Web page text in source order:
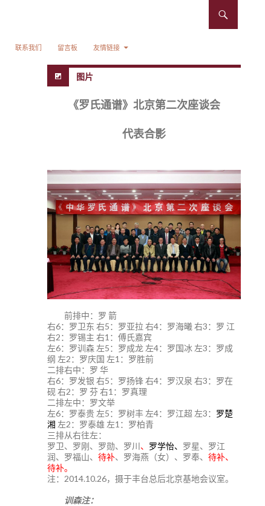
联系我们 留言板 友情链接
图片
《罗氏通谱》北京第二次座谈会
代表合影
前排中：罗 箭
右6：罗卫东 右5：罗亚拉 右4：罗海曦 右3：罗 江
右2：罗锡主 右1：傅氏嘉宾
左6：罗训森 左5：罗成龙 左4：罗国冰 左3：罗成
纲 左2：罗庆国 左1：罗胜前
二排右中：罗 华
右6：罗发银 右5：罗扬锋 右4：罗汉泉 右3：罗在
砚 右2：罗 芬 右1：罗真理
二排左中：罗文举
左6：罗泰贵 左5：罗树丰 左4：罗江超 左3： 罗楚
湘 左2：罗泰雄 左1：罗柏青
三排从右往左：
罗卫、罗刚、罗勋、罗川、 罗学怡、 罗星、罗江
润、罗福山、 待补、罗海燕（女）、罗奉、 待补、
待补。
注：2014.10.26，摄于丰台总后北京基地会议室。
训森注：